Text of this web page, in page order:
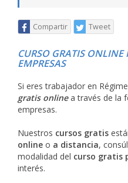
Compartir Tweet
CURSO GRATIS ONLINE
EMPRESAS
Si eres trabajador en
gratis onlinea través de la
empresas.
Nuestros cursos gratis
online o a distancia,
modalidad del curso gratis
interés.